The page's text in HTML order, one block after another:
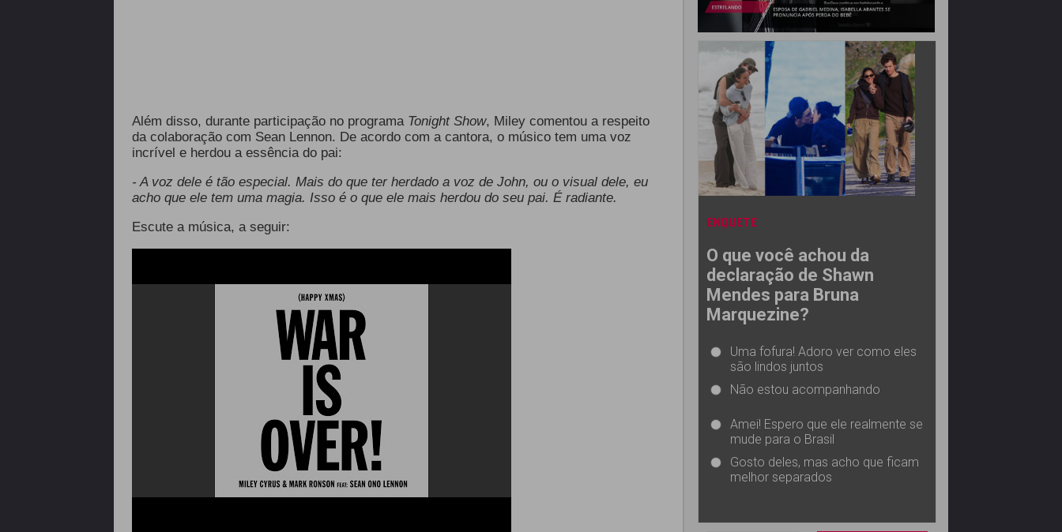
Além disso, durante participação no programa Tonight Show, Miley comentou a respeito
da colaboração com Sean Lennon. De acordo com a cantora, o músico tem uma voz
incrível e herdou a essência do pai:
- A voz dele é tão especial. Mais do que ter herdado a voz de John, ou o visual dele, eu
acho que ele tem uma magia. Isso é o que ele mais herdou do seu pai. É radiante.
Escute a música, a seguir:
ENQUETE
O que você achou da
declaração de Shawn
Mendes para Bruna
Marquezine?
Uma fofura! Adoro ver como eles
são lindos juntos
Não estou acompanhando
Amei! Espero que ele realmente se
mude para o Brasil
Gosto deles, mas acho que ficam
melhor separados